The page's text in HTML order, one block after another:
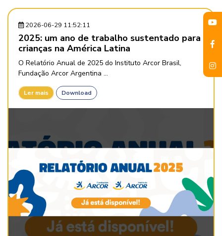
2026-06-29 11:52:11
2025: um ano de trabalho sustentado para
crianças na América Latina
O Relatório Anual de 2025 do Instituto Arcor Brasil,
Fundação Arcor Argentina ...
Ler mais Download